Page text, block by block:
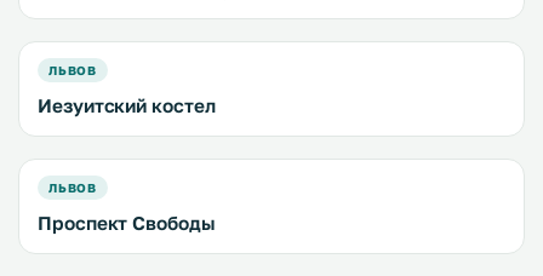
ЛЬВОВ
Иезуитский костел
ЛЬВОВ
Проспект Свободы